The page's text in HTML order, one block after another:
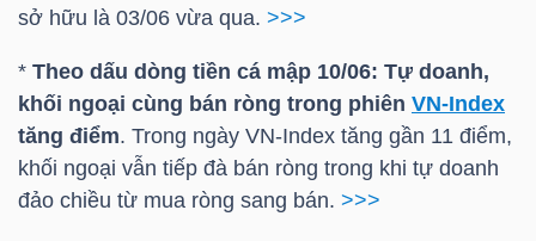
sở hữu là 03/06 vừa qua. >>>
* Theo dấu dòng tiền cá mập 10/06: Tự doanh,
khối ngoại cùng bán ròng trong phiên VN-Index
tăng điểm. Trong ngày VN-Index tăng gần 11 điểm,
khối ngoại vẫn tiếp đà bán ròng trong khi tự doanh
đảo chiều từ mua ròng sang bán. >>>
DƯƠNG
TÀI